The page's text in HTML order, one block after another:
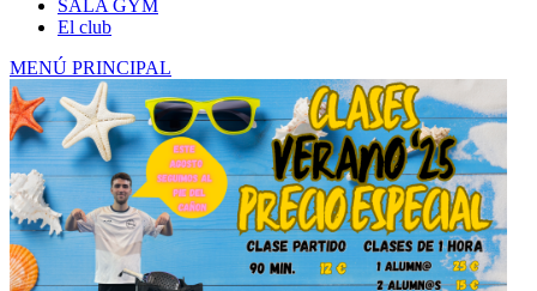
SALA GYM
El club
MENÚ PRINCIPAL